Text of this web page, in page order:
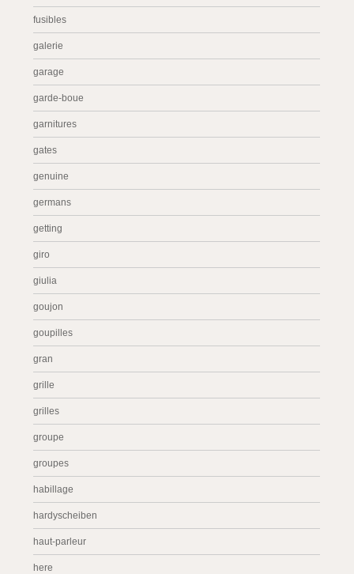
fusibles
galerie
garage
garde-boue
garnitures
gates
genuine
germans
getting
giro
giulia
goujon
goupilles
gran
grille
grilles
groupe
groupes
habillage
hardyscheiben
haut-parleur
here